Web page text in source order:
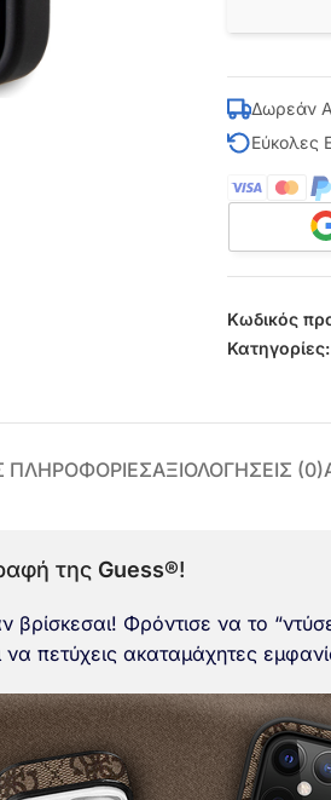
Δωρεάν
Εύκολες
Κωδικός
Κατηγορίες:
ΠΛΗΡΟΦΟΡΊΕΣΑΞΙΟΛΟΓΉΣΕΙΣ (0)
της Guess®!
βρίσκεσαι! Φρόντισε να το
πετύχεις ακαταμάχητες